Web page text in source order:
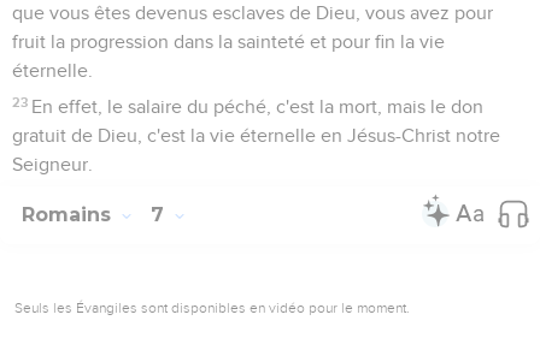
que vous êtes devenus esclaves de Dieu, vous avez pour
fruit la progression dans la sainteté et pour fin la vie
éternelle.
23 En effet, le salaire du péché, c'est la mort, mais le don
gratuit de Dieu, c'est la vie éternelle en Jésus-Christ notre
Seigneur.
Romains 7
Seuls les Évangiles sont disponibles en vidéo pour le moment.